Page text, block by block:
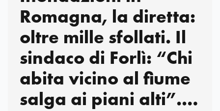
Romagna, la diretta:
oltre mille sfollati. Il
sindaco di Forlì: “Chi
abita vicino al fiume
salga ai piani alti”.